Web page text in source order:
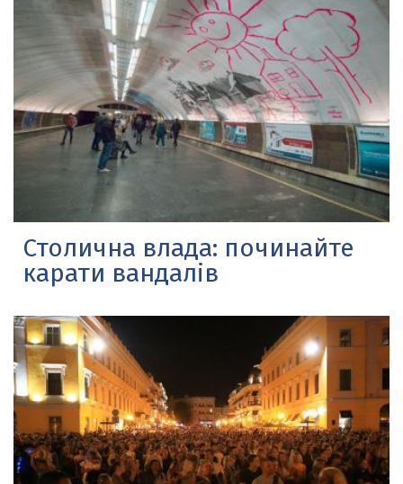
Столична влада: починайте
карати вандалів